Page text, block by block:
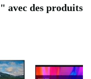
avec des produits